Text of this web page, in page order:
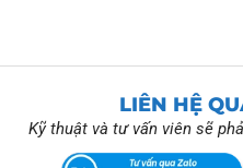
LIÊN HỆ
Kỹ thuật và tư vấn viên sẽ